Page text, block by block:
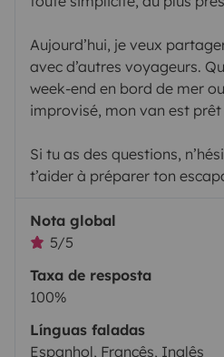
Aujourd’hui, je veux
avec d’autres voyageurs.
week-end en bord de mer
improvisé, mon van est prêt
Si tu as des questions,
t’aider à préparer ton
Nota global
5/5
Taxa de resposta
100%
Línguas faladas
Espanhol, Francês, Inglês